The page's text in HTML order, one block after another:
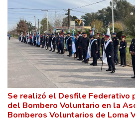
Se realizó el Desfile Federativo
del Bombero Voluntario en la
Bomberos Voluntarios de Loma